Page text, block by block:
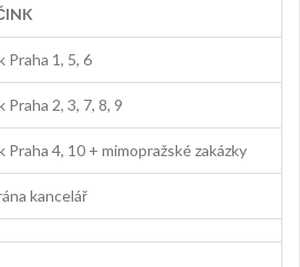
Praha 1, 5, 6
Praha 2, 3, 7, 8, 9
Praha 4, 10 + mimopražské zakázky
kancelář